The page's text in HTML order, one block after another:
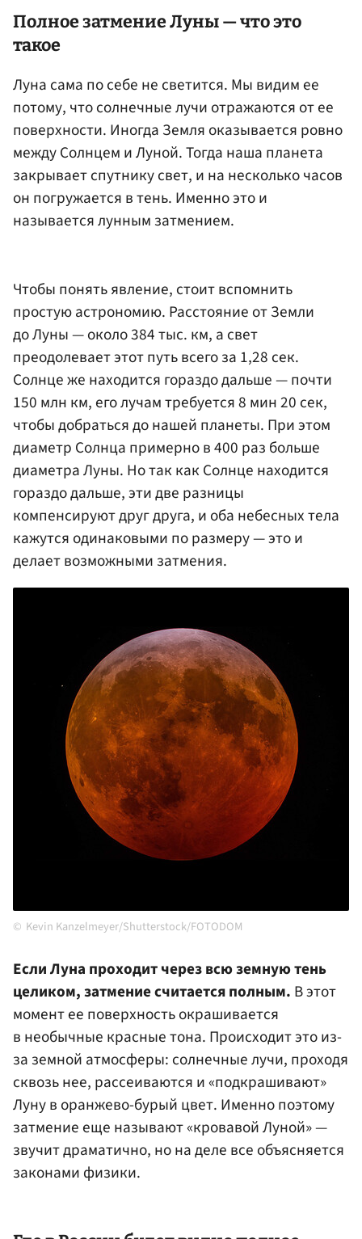
Полное затмение Луны — что это
такое
Луна сама по себе не светится. Мы видим ее
потому, что солнечные лучи отражаются от ее
поверхности. Иногда Земля оказывается ровно
между Солнцем и Луной. Тогда наша планета
закрывает спутнику свет, и на несколько часов
он погружается в тень. Именно это и
называется лунным затмением.
Чтобы понять явление, стоит вспомнить
простую астрономию. Расстояние от Земли
до Луны — около 384 тыс. км, а свет
преодолевает этот путь всего за 1,28 сек.
Солнце же находится гораздо дальше — почти
150 млн км, его лучам требуется 8 мин 20 сек,
чтобы добраться до нашей планеты. При этом
диаметр Солнца примерно в 400 раз больше
диаметра Луны. Но так как Солнце находится
гораздо дальше, эти две разницы
компенсируют друг друга, и оба небесных тела
кажутся одинаковыми по размеру — это и
делает возможными затмения.
Kevin Kanzelmeyer/Shutterstock/FOTODOM
Если Луна проходит через всю земную тень
целиком, затмение считается полным. В этот
момент ее поверхность окрашивается
в необычные красные тона. Происходит это из-
за земной атмосферы: солнечные лучи, проходя
сквозь нее, рассеиваются и «подкрашивают»
Луну в оранжево-бурый цвет. Именно поэтому
затмение еще называют «кровавой Луной» —
звучит драматично, но на деле все объясняется
законами физики.